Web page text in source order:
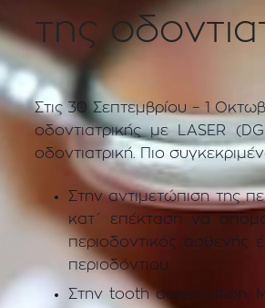
της
Στις 30 Σεπτεμβρίου – 1
οδοντιατρικής με LASER
οδοντιατρική. Πιο
Στην αντιμετώπιση της
κατ΄ επέκταση να
περιοδοντικός ασθενής
περιοδόντιου.
Στην tooth denervation.